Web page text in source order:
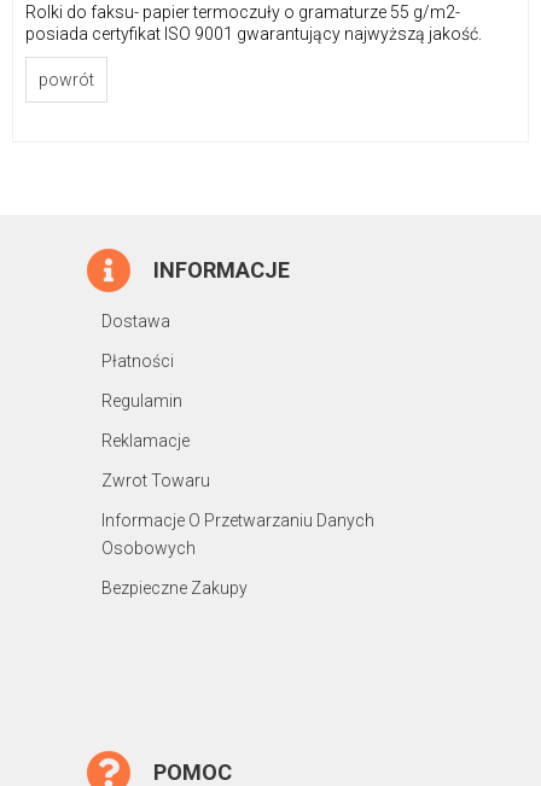
Rolki do faksu- papier termoczuły o gramaturze 55 g/m2-
posiada certyfikat ISO 9001 gwarantujący najwyższą jakość.
powrót
INFORMACJE
Dostawa
Płatności
Regulamin
Reklamacje
Zwrot Towaru
Informacje O Przetwarzaniu Danych
Osobowych
Bezpieczne Zakupy
POMOC